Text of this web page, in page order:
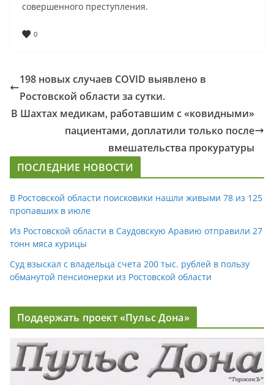
совершенного преступления.
0
198 новых случаев COVID выявлено в
Ростовской области за сутки.
В Шахтах медикам, работавшим с «ковидными»
пациентами, доплатили только после
вмешательства прокуратуры
ПОСЛЕДНИЕ НОВОСТИ
В Ростовской области поисковики нашли живыми 78 из 125
пропавших в июле
Из Ростовской области в Саудовскую Аравию отправили 27
тонн мяса курицы
Суд взыскал с владельца счета 200 тыс. рублей в пользу
обманутой пенсионерки из Ростовской области
Поддержать проект «Пульс Дона»